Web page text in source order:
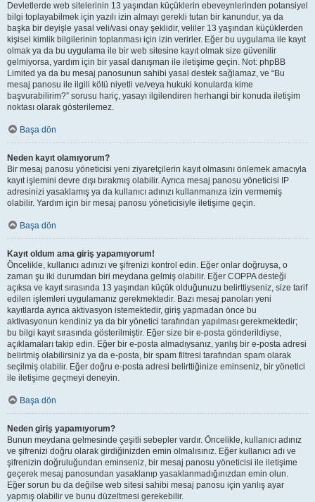
Devletlerde web sitelerinin 13 yaşından küçüklerin ebeveynlerinden potansiyel
bilgi toplayabilmek için yazılı izin almayı gerekli tutan bir kanundur, ya da
başka bir deyişle yasal veli/vasi onay şeklidir, veliler 13 yaşından küçüklerden
kişisel kimlik bilgilerinin toplanması için izin verirler. Eğer bu uygulama ile kayıt
olmak ya da bu uygulama ile bir web sitesine kayıt olmak size güvenilir
gelmiyorsa, yardım için bir yasal danışman ile iletişime geçin. Not: phpBB
Limited ya da bu mesaj panosunun sahibi yasal destek sağlamaz, ve “Bu
mesaj panosu ile ilgili kötü niyetli ve/veya hukuki konularda kime
başvurabilirim?” sorusu hariç, yasayı ilgilendiren herhangi bir konuda iletişim
noktası olarak gösterilemez.
Başa dön
Neden kayıt olamıyorum?
Bir mesaj panosu yöneticisi yeni ziyaretçilerin kayıt olmasını önlemek amacıyla
kayıt işlemini devre dışı bırakmış olabilir. Ayrıca mesaj panosu yöneticisi IP
adresinizi yasaklamış ya da kullanıcı adınızı kullanmanıza izin vermemiş
olabilir. Yardım için bir mesaj panosu yöneticisiyle iletişime geçin.
Başa dön
Kayıt oldum ama giriş yapamıyorum!
Öncelikle, kullanıcı adınızı ve şifrenizi kontrol edin. Eğer onlar doğruysa, o
zaman şu iki durumdan biri meydana gelmiş olabilir. Eğer COPPA desteği
açıksa ve kayıt sırasında 13 yaşından küçük olduğunuzu belirttiyseniz, size tarif
edilen işlemleri uygulamanız gerekmektedir. Bazı mesaj panoları yeni
kayıtlarda ayrıca aktivasyon istemektedir, giriş yapmadan önce bu
aktivasyonun kendiniz ya da bir yönetici tarafından yapılması gerekmektedir;
bu bilgi kayıt sırasında gösterilmiştir. Eğer size bir e-posta gönderildiyse,
açıklamaları takip edin. Eğer bir e-posta almadıysanız, yanlış bir e-posta adresi
belirtmiş olabilirsiniz ya da e-posta, bir spam filtresi tarafından spam olarak
seçilmiş olabilir. Eğer doğru e-posta adresi belirttiğinize eminseniz, bir yönetici
ile iletişime geçmeyi deneyin.
Başa dön
Neden giriş yapamıyorum?
Bunun meydana gelmesinde çeşitli sebepler vardır. Öncelikle, kullanıcı adınız
ve şifrenizi doğru olarak girdiğinizden emin olmalısınız. Eğer kullanıcı adı ve
şifrenizin doğruluğundan eminseniz, bir mesaj panosu yöneticisi ile iletişime
geçerek mesaj panosundan yasaklanıp yasaklanmadığınızdan emin olun.
Eğer sorun bu da değilse web sitesi sahibi mesaj panosu için yanlış ayar
yapmış olabilir ve bunu düzeltmesi gerekebilir.